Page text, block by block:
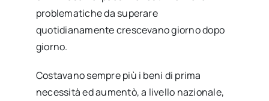
problematiche da superare
quotidianamente crescevano giorno dopo
giorno.
Costavano sempre più i beni di prima
necessità ed aumentò, a livello nazionale,